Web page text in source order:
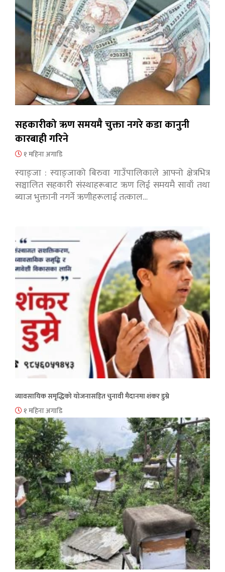
सहकारीको ऋण समयमै चुक्ता नगरे कडा कानुनी
कारबाही गरिने
१ महिना अगाडि
स्याङ्जा : स्याङ्जाको बिरुवा गाउँपालिकाले आफ्नो क्षेत्रभित्र
सञ्चालित सहकारी संस्थाहरूबाट ऋण लिई समयमै सावाँ तथा
ब्याज भुक्तानी नगर्ने ऋणीहरूलाई तत्काल…
व्यावसायिक समृद्धिको योजनासहित चुनावी मैदानमा शंकर डुम्रे
१ महिना अगाडि